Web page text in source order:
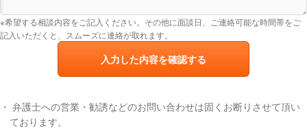
※希望する相談内容をご記入ください。その他に面談日、ご連絡可能な時間帯をご
記入いただくと、スムーズに連絡が取れます。
入力した内容を確認する
弁護士への営業・勧誘などのお問い合わせは固くお断りさせて頂い
ております。